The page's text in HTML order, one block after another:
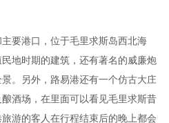
港口，位于毛里求斯岛西北海
地时期的建筑，还有著名的威廉炮
。另外，路易港还有一个仿古大庄
酒场，在里面可以看见毛里求斯昔
游的客人在行程结束后的晚上都会